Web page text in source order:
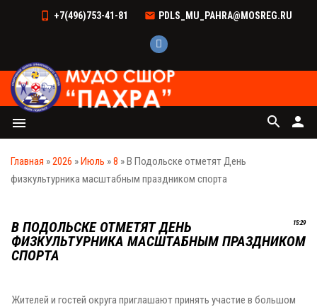
+7(496)753-41-81 PDLS_MU_PAHRA@MOSREG.RU
menu person
search
Главная »2026 »Июль »8 » В Подольске отметят День
физкультурника масштабным праздником спорта
15:29
В ПОДОЛЬСКЕ ОТМЕТЯТ ДЕНЬ
ФИЗКУЛЬТУРНИКА МАСШТАБНЫМ ПРАЗДНИКОМ
СПОРТА
Жителей и гостей округа приглашают принять участие в большом